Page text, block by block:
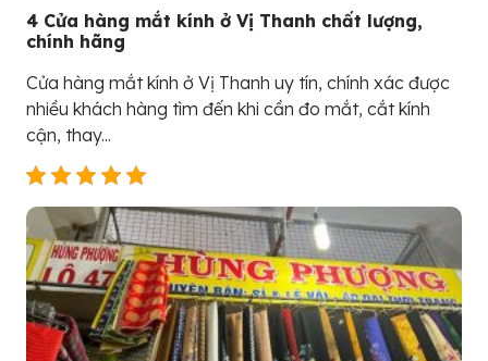
4 Cửa hàng mắt kính ở Vị Thanh chất lượng,
chính hãng
Cửa hàng mắt kính ở Vị Thanh uy tín, chính xác được
nhiều khách hàng tìm đến khi cần đo mắt, cắt kính
cận, thay...